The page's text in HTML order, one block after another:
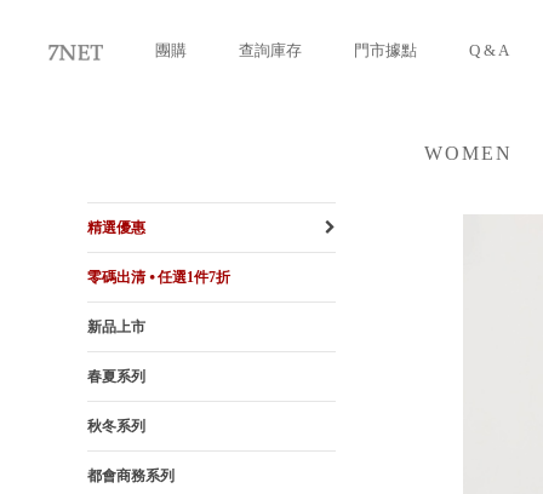
團購 查詢庫存 門市據點 Q & A
WOMEN
精選優惠
零碼出清 ⦁ 任選1件7折
新品上市
春夏系列
秋冬系列
都會商務系列